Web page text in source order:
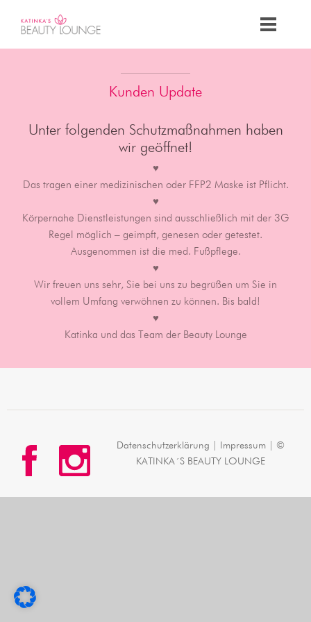
Kunden Update
Unter folgenden Schutzmaßnahmen haben
wir geöffnet!
♥
Das tragen einer medizinischen oder FFP2 Maske ist Pflicht.
♥
Körpernahe Dienstleistungen sind ausschließlich mit der 3G
Regel möglich – geimpft, genesen oder getestet.
Ausgenommen ist die med. Fußpflege.
♥
Wir freuen uns sehr, Sie bei uns zu begrüßen um Sie in
vollem Umfang verwöhnen zu können. Bis bald!
♥
Katinka und das Team der Beauty Lounge
Datenschutzerklärung Impressum | ©
KATINKA´S BEAUTY LOUNGE